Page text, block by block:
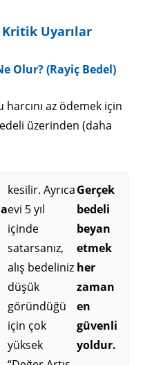
Kritik Uyarılar
Olur? (Rayiç Bedel)
harcını az ödemek için
üzerinden (daha
kesilir. Ayrıca
evi 5 yıl
içinde
satarsanız,
alış bedeliniz
düşük
göründüğü
için çok
yüksek
Gerçek
bedeli
beyan
etmek
her
zaman
en
güvenli
yoldur.